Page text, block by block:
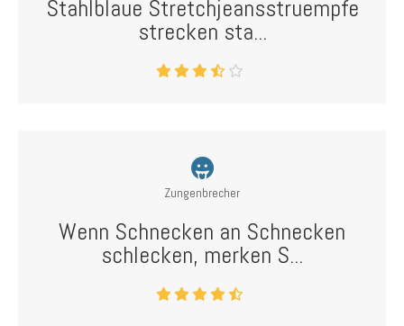
Stahlblaue Stretchjeansstruempfe
strecken sta...
Zungenbrecher
Wenn Schnecken an Schnecken
schlecken, merken S...